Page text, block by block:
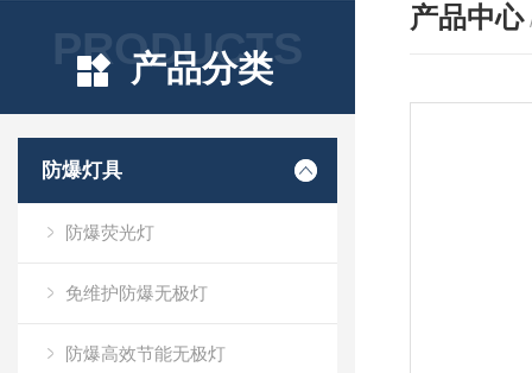
PRODUCTS
产品分类
防爆灯具
防爆荧光灯
免维护防爆无极灯
防爆高效节能无极灯
产品中心